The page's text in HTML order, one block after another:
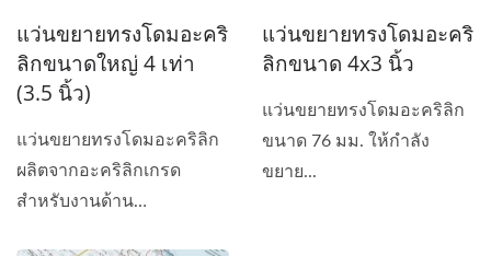
แว่นขยายทรงโดมอะคริ
ลิกขนาดใหญ่ 4 เท่า
(3.5 นิ้ว)
แว่นขยายทรงโดมอะคริลิก
ผลิตจากอะคริลิกเกรด
สำหรับงานด้าน
แว่นขยายทรงโดมอะคริ
ลิกขนาด 4x3 นิ้ว
แว่นขยายทรงโดมอะคริลิก
ขนาด 76 มม. ให้กำลัง
ขยาย...